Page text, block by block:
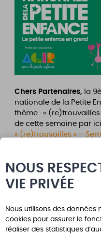
Chers Partenaires, la
nationale de la Petite
thème : «
de cette semaine par
« (re)trouvailles » –
NOUS
VIE PRIVÉE
Nous utilisons des données
cookies pour assurer le
réaliser des statistiques